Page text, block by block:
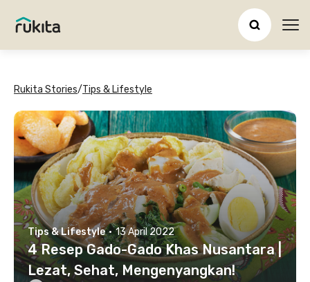
Rukita Stories/Tips & Lifestyle
Tips & Lifestyle · 13 April 2022
4 Resep Gado-Gado Khas Nusantara |
Lezat, Sehat, Mengenyangkan!